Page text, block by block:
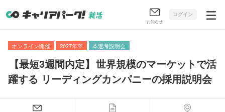
お知らせ
ログイン
オンライン開催 2027年卒 本選考説明会
【最短3週間内定】 世界規模のマーケットで活
躍する リーディングカンパニーの採用説明会